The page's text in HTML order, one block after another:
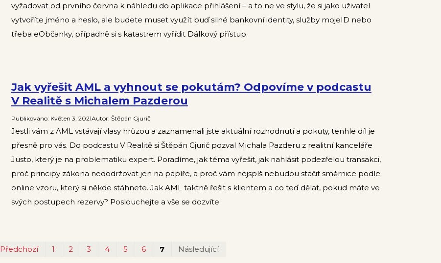
vyžadovat od prvního června k náhledu do aplikace přihlášení – a to ne ve stylu, že si jako uživatel
vytvoříte jméno a heslo, ale budete muset využít buď silné bankovní identity, služby mojeID nebo
třeba eObčanky, případně si s katastrem vyřídit Dálkový přístup.
Jak vyřešit AML a vyhnout se pokutám? Odpovíme v podcastu
V Realitě s Michalem Pazderou
Publikováno: Květen 3, 2021Autor: Štěpán Gjurič
Jestli vám z AML vstávají vlasy hrůzou a zaznamenali jste aktuální rozhodnutí a pokuty, tenhle díl je
přesně pro vás. Do podcastu V Realitě si Štěpán Gjurič pozval Michala Pazderu z realitní kanceláře
Justo, který je na problematiku expert. Poradíme, jak téma vyřešit, jak nahlásit podezřelou transakci,
proč principy zákona nedodržovat jen na papíře, a proč vám nejspíš nebudou stačit směrnice podle
online vzoru, který si někde stáhnete. Jak AML taktně řešit s klientem a co teď dělat, pokud máte ve
svých postupech rezervy? Poslouchejte a vše se dozvíte.
Předchozí 1 2 3 4 5 6 7 Následující